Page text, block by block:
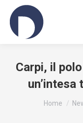
Carpi, il
un’intesa
You are here:
Home